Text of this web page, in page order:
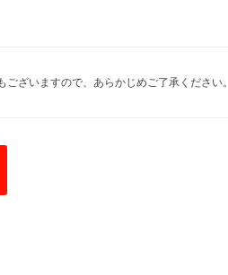
ざいますので、あらかじめご了承ください。